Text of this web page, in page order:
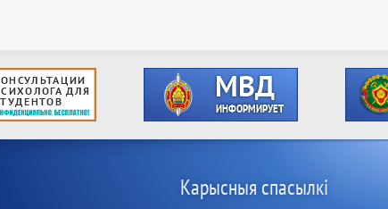
Карысныя спасылкі